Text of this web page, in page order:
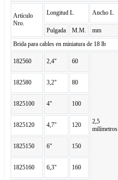
Artículo
Nro.
Longitud L Ancho L
Pulgada
M.M. mm
Brida para cables en miniatura de 18 lb
182560 2,4" 60
2,5
milímetros
182580 3,2" 80
1825100 4" 100
1825120 4,7" 120
1825150 6" 150
1825160 6,3" 160